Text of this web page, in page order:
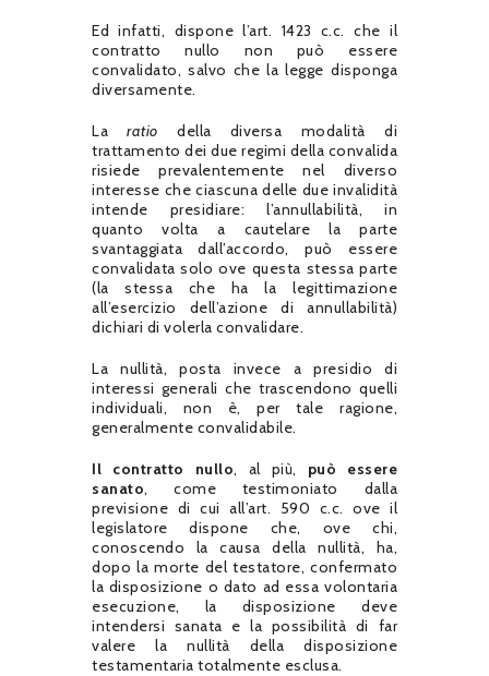
Ed infatti, dispone l’art. 1423 c.c. che il
contratto nullo non può essere
convalidato, salvo che la legge disponga
diversamente.
Laratio della diversa modalità di
trattamento dei due regimi della convalida
risiede prevalentemente nel diverso
interesse che ciascuna delle due invalidità
intende presidiare: l’annullabilità, in
quanto volta a cautelare la parte
svantaggiata dall’accordo, può essere
convalidata solo ove questa stessa parte
(la stessa che ha la legittimazione
all’esercizio dell’azione di annullabilità)
dichiari di volerla convalidare.
La nullità, posta invece a presidio di
interessi generali che trascendono quelli
individuali, non è, per tale ragione,
generalmente convalidabile.
Il contratto nullo, al più, può essere
sanato, come testimoniato dalla
previsione di cui all’art. 590 c.c. ove il
legislatore dispone che, ove chi,
conoscendo la causa della nullità, ha,
dopo la morte del testatore, confermato
la disposizione o dato ad essa volontaria
esecuzione, la disposizione deve
intendersi sanata e la possibilità di far
valere la nullità della disposizione
testamentaria totalmente esclusa.